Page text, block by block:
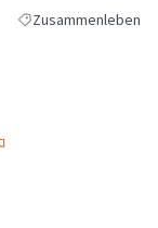
Ergebnisse nach
Zusammenleben